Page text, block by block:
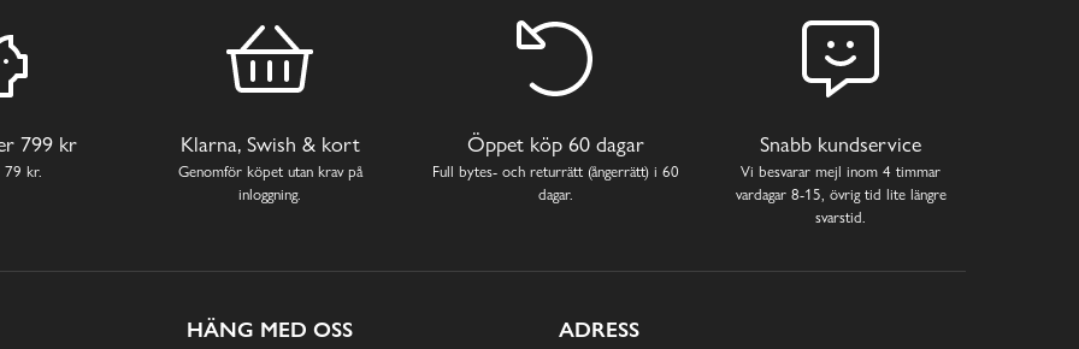
799 kr
79 kr.
Klarna, Swish & kort
Genomför köpet utan krav på
inloggning.
Öppet köp 60 dagar
Full bytes- och returrätt (ångerrätt) i 60
dagar.
Snabb kundservice
Vi besvarar mejl inom 4 timmar
vardagar 8-15, övrig tid lite längre
svarstid.
HÄNG MED OSS
ADRESS